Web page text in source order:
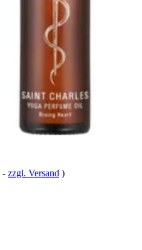
- zzgl. Versand )